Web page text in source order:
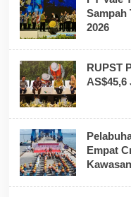
Sampah
2026
RUPST
Empat